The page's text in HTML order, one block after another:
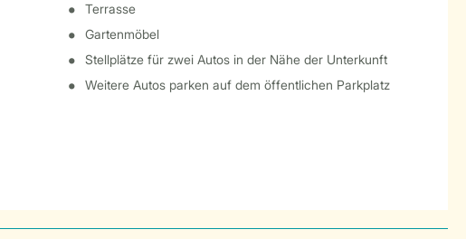
Terrasse
Gartenmöbel
Stellplätze für zwei Autos in der Nähe der Unterkunft
Weitere Autos parken auf dem öffentlichen Parkplatz